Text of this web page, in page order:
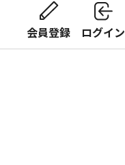
会員登録 ログイン